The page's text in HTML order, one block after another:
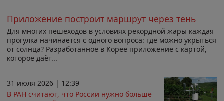
Приложение построит маршрут через тень
Для многих пешеходов в условиях рекордной жары каждая
прогулка начинается с одного вопроса: где можно укрыться
от солнца? Разработанное в Корее приложение с картой,
которое даёт...
31 июля 2026 | 12:39
В РАН считают, что России нужно больше